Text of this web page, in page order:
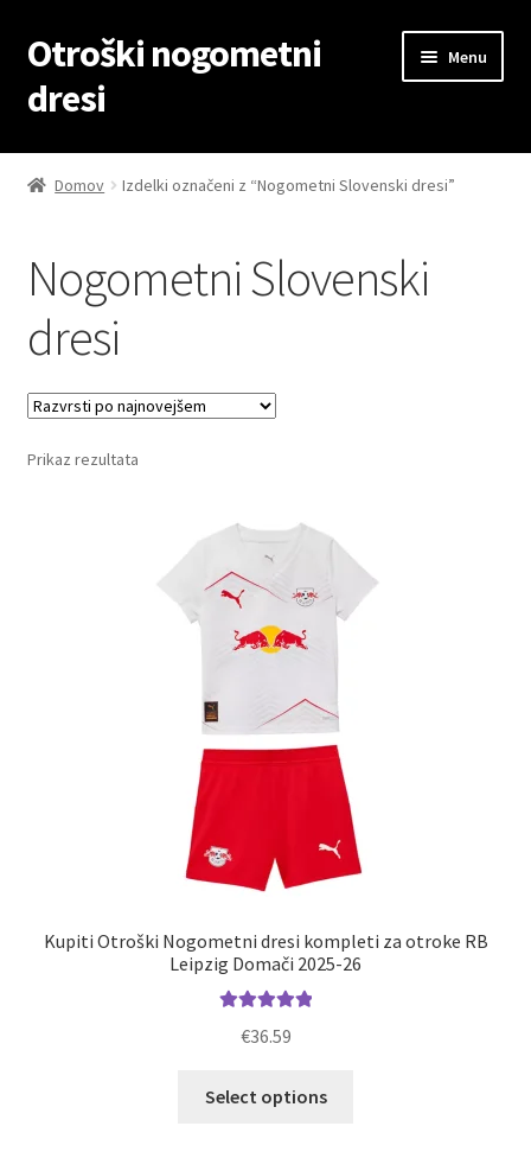
Skip
to
navigation
Skip
to
content
Otroški nogometni
dresi
Menu
Domov
Kontaktiraj nas
Košarica
Moj račun
Trgovina
Domov Izdelki označeni z “Nogometni Slovenski dresi”
Nogometni Slovenski
dresi
Prikaz rezultata
Kupiti Otroški Nogometni dresi kompleti za otroke RB
Leipzig Domači 2025-26
€36.59
Select options